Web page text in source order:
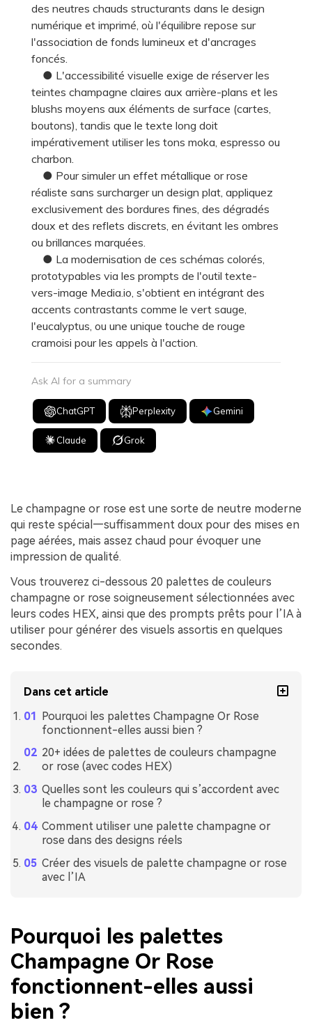
des neutres chauds structurants dans le design
numérique et imprimé, où l'équilibre repose sur
l'association de fonds lumineux et d'ancrages
foncés.
● L'accessibilité visuelle exige de réserver les
teintes champagne claires aux arrière-plans et les
blushs moyens aux éléments de surface (cartes,
boutons), tandis que le texte long doit
impérativement utiliser les tons moka, espresso ou
charbon.
● Pour simuler un effet métallique or rose
réaliste sans surcharger un design plat, appliquez
exclusivement des bordures fines, des dégradés
doux et des reflets discrets, en évitant les ombres
ou brillances marquées.
● La modernisation de ces schémas colorés,
prototypables via les prompts de l'outil texte-
vers-image Media.io, s'obtient en intégrant des
accents contrastants comme le vert sauge,
l'eucalyptus, ou une unique touche de rouge
cramoisi pour les appels à l'action.
Ask AI for a summary
ChatGPT Perplexity Gemini
Claude Grok
Le champagne or rose est une sorte de neutre moderne
qui reste spécial—suffisamment doux pour des mises en
page aérées, mais assez chaud pour évoquer une
impression de qualité.
Vous trouverez ci-dessous 20 palettes de couleurs
champagne or rose soigneusement sélectionnées avec
leurs codes HEX, ainsi que des prompts prêts pour l’IA à
utiliser pour générer des visuels assortis en quelques
secondes.
Dans cet article
Pourquoi les palettes Champagne Or Rose
fonctionnent-elles aussi bien ?
20+ idées de palettes de couleurs champagne
or rose (avec codes HEX)
Quelles sont les couleurs qui s’accordent avec
le champagne or rose ?
Comment utiliser une palette champagne or
rose dans des designs réels
Créer des visuels de palette champagne or rose
avec l’IA
Pourquoi les palettes
Champagne Or Rose
fonctionnent-elles aussi
bien ?